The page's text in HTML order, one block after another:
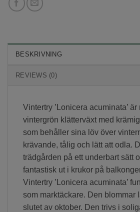
BESKRIVNING
REVIEWS (0)
Vintertry ’Lonicera acuminata’ är
vintergrön klätterväxt med
som behåller sina löv över
krävande, tålig och lätt att odla.
trädgården på ett underbart sätt
fantastisk ut i krukor på
Vintertry ’Lonicera acuminata’
som marktäckare. Den blommar
slutet av oktober. Den trivs i